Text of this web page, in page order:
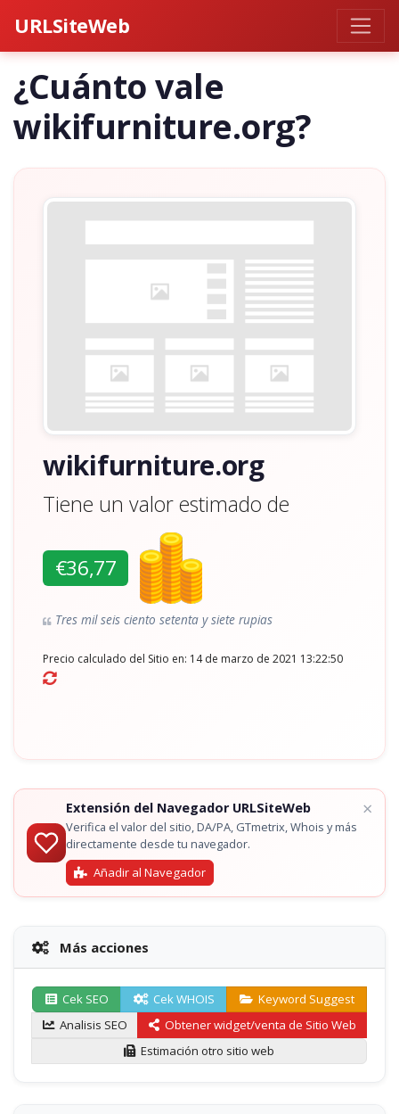
URLSiteWeb
¿Cuánto vale
wikifurniture.org?
wikifurniture.org
Tiene un valor estimado de
€36,77
Tres mil seis ciento setenta y siete rupias
Precio calculado del Sitio en: 14 de marzo de 2021 13:22:50
Extensión del Navegador URLSiteWeb
Verifica el valor del sitio, DA/PA, GTmetrix, Whois y más
directamente desde tu navegador.
Añadir al Navegador
×
Más acciones
Cek SEO Cek WHOIS
Keyword Suggest
Analisis SEO
Obtener widget/venta de Sitio Web
Estimación otro sitio web